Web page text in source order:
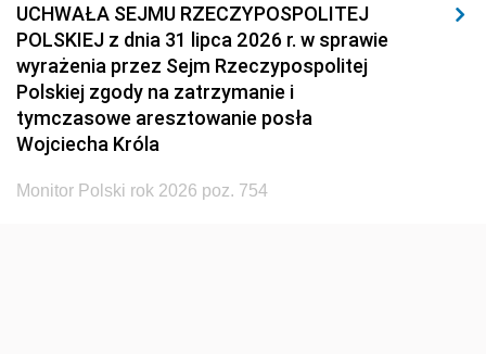
UCHWAŁA SEJMU RZECZYPOSPOLITEJ
POLSKIEJ z dnia 31 lipca 2026 r. w sprawie
wyrażenia przez Sejm Rzeczypospolitej
Polskiej zgody na zatrzymanie i
tymczasowe aresztowanie posła
Wojciecha Króla
Monitor Polski rok 2026 poz. 754